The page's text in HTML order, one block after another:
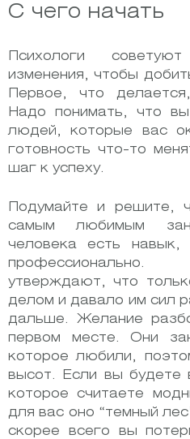
С чего начать
Психологи
изменения, чтобы
Первое, что
Надо понимать, что
людей, которые вас
готовность что-то
шаг к успеху.
Подумайте и решите,
самым любимым
человека есть
утверждают, что
делом и давало им сил
дальше. Желание
первом месте. Они
которое любили,
высот. Если вы будете
которое считаете
для вас оно “темный
скорее всего вы